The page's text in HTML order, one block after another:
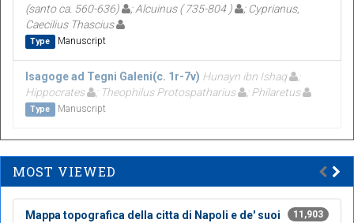
(santo ca. 560-636)
; Alcuinus ( 735-804 )
; Cyprianus,
Caecilius Thascius
Type Manuscript
Isagoge ad Tegni Galeni(c. 1r-7v) Hunayn ibn Ishaq
Hippocrates
; Theophilus Protospatharius ; Philaretus
Type Manuscript
MOST VIEWED
11,903
Mappa topografica della citta di Napoli e de' suoi